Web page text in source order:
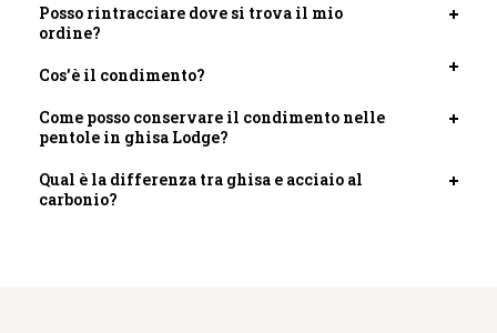
Posso rintracciare dove si trova il mio
ordine?
scheda
Cos'è il condimento?
scheda
Come posso conservare il condimento nelle
pentole in ghisa Lodge?
Qual è la differenza tra ghisa e acciaio al
carbonio?